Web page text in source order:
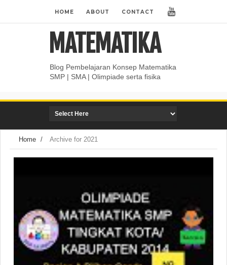
HOME ABOUT CONTACT
MATEMATIKA
Blog Pembelajaran Konsep Matematika
SMP | SMA | Olimpiade serta fisika
Home / Archive for 2021